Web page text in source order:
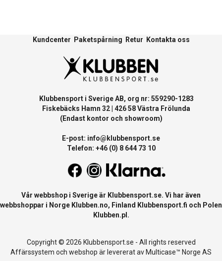
Kundcenter Paketspårning Retur Kontakta oss
Klubbensport i Sverige AB, org nr: 559290-1283
Fiskebäcks Hamn 32 | 426 58 Västra Frölunda
(Endast kontor och showroom)
E-post: info@klubbensport.se
Telefon: +46 (0) 8 644 73 10
Vår webbshop i Sverige är Klubbensport.se. Vi har även
webbshoppar i Norge Klubben.no, Finland Klubbensport.fi och Polen
Klubben.pl .
Copyright © 2026 Klubbensport.se - All rights reserved
Affärssystem och webshop är levererat av Multicase™ Norge AS